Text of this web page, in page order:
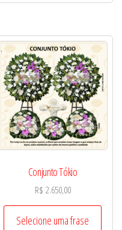
Conjunto Tókio
R$ 2.650,00
Selecione uma frase